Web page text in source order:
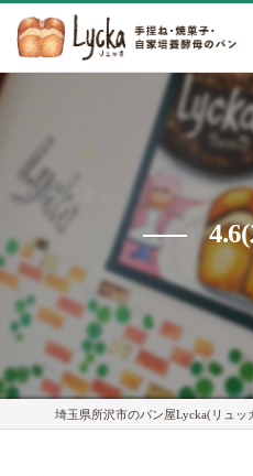
埼玉県所沢市のパン屋Lycka(リュッ